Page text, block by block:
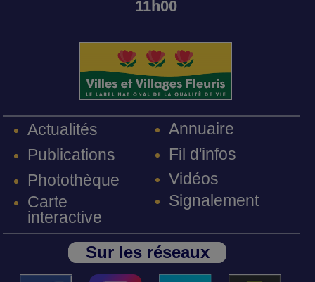
11h00
Actualités
Publications
Photothèque
Carte
interactive
Annuaire
Fil d'infos
Vidéos
Signalement
Sur les réseaux